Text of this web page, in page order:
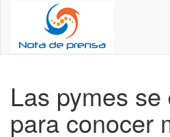
Las pymes
para conocer